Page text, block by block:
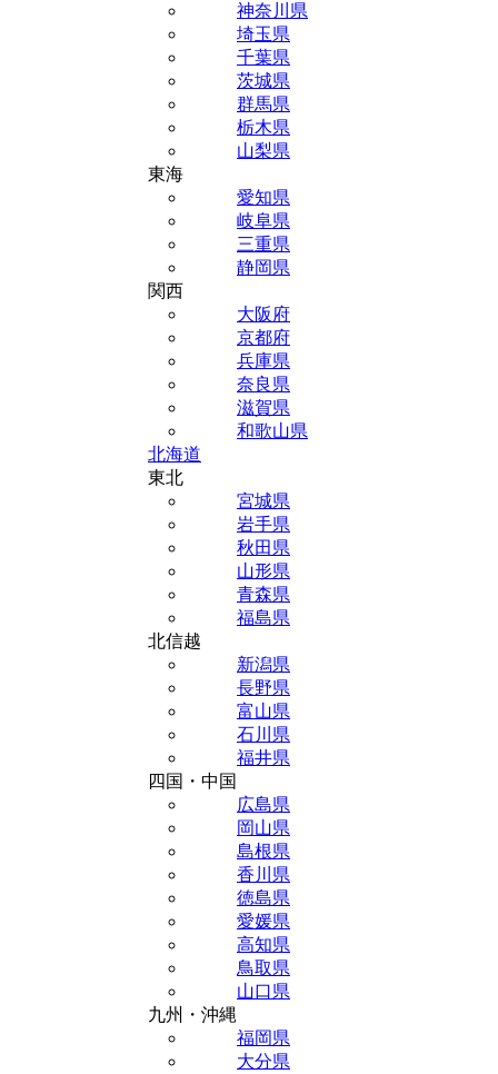
神奈川県
埼玉県
千葉県
茨城県
群馬県
栃木県
山梨県
東海
愛知県
岐阜県
三重県
静岡県
関西
大阪府
京都府
兵庫県
奈良県
滋賀県
和歌山県
北海道
東北
宮城県
岩手県
秋田県
山形県
青森県
福島県
北信越
新潟県
長野県
富山県
石川県
福井県
四国・中国
広島県
岡山県
島根県
香川県
徳島県
愛媛県
高知県
鳥取県
山口県
九州・沖縄
福岡県
大分県